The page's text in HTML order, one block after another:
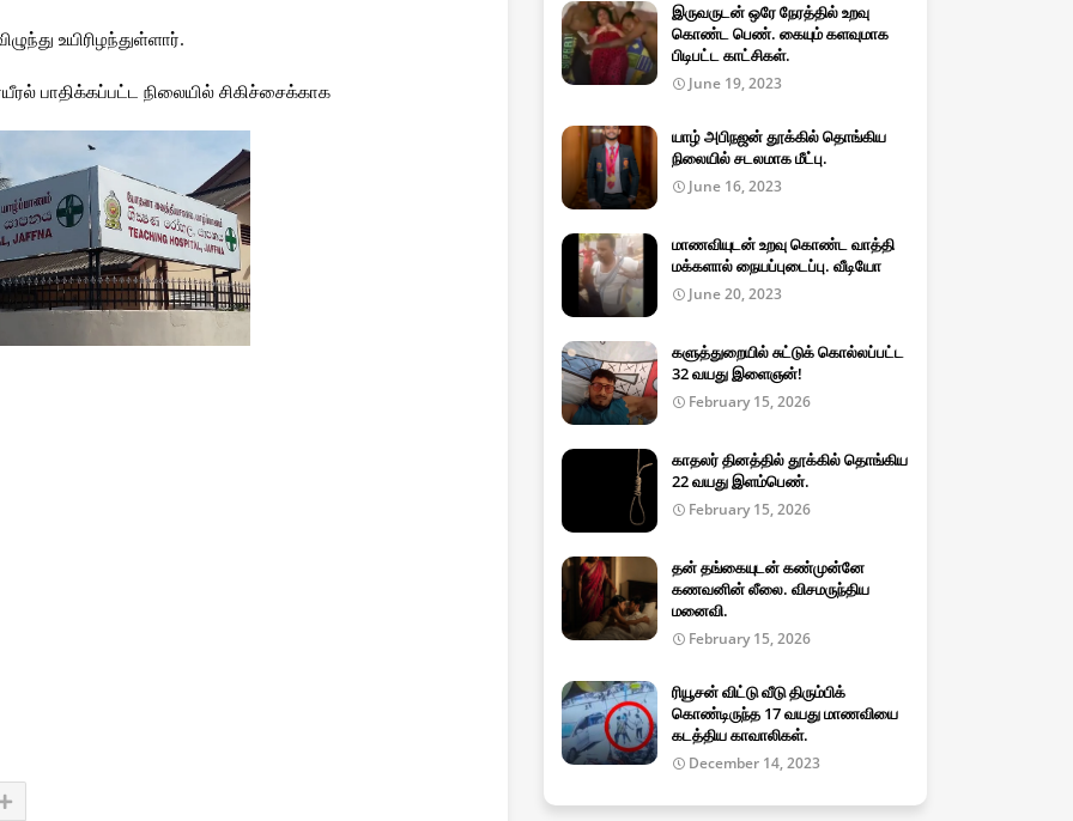
உயிரிழந்துள்ளார்.
பாதிக்கப்பட்ட நிலையில் சிகிச்சைக்காக
இருவருடன் ஒரே நேரத்தில் உறவு
கொண்ட பெண். கையும் களவுமாக
பிடிபட்ட காட்சிகள்.
June 19, 2023
யாழ் அபிநஜன் தூக்கில் தொங்கிய
நிலையில் சடலமாக மீட்பு.
June 16, 2023
மாணவியுடன் உறவு கொண்ட வாத்தி
மக்களால் நையப்புடைப்பு. வீடியோ
June 20, 2023
களுத்துறையில் சுட்டுக் கொல்லப்பட்ட
32 வயது இளைஞன்!
February 15, 2026
காதலர் தினத்தில் தூக்கில் தொங்கிய
22 வயது இளம்பெண்.
February 15, 2026
தன் தங்கையுடன் கண்முன்னே
கணவனின் லீலை. விசமருந்திய
மனைவி.
February 15, 2026
ரியூசன் விட்டு வீடு திரும்பிக்
கொண்டிருந்த 17 வயது மாணவியை
கடத்திய காவாலிகள்.
December 14, 2023